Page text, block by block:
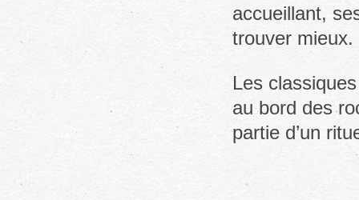
accueillant,
trouver mieux.
Les
au bord des
partie d’un